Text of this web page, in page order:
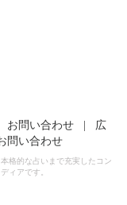
お問い合わせ |
広
問い合わせ
格的な占いまで充実したコン
ィアです。